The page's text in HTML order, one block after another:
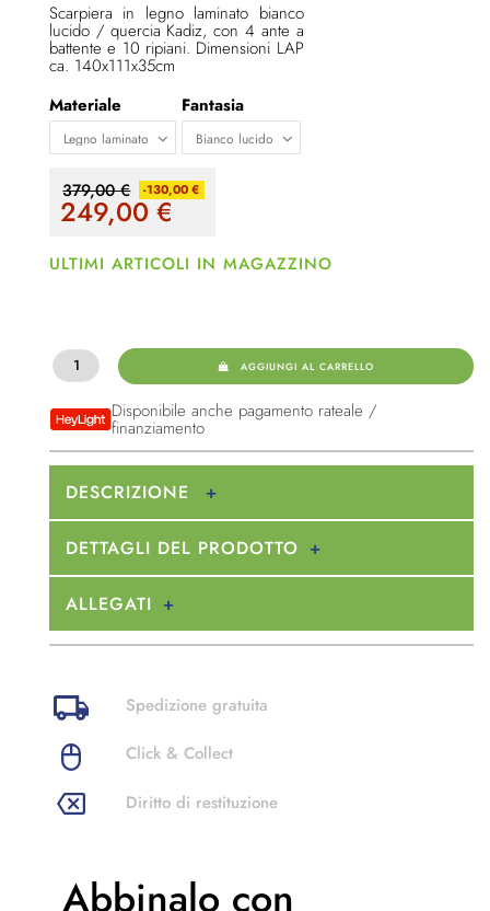
Scarpiera in legno laminato bianco
lucido / quercia Kadiz, con 4 ante a
battente e 10 ripiani. Dimensioni LAP
ca. 140x111x35cm
Materiale
Fantasia
379,00 € -130,00 €
249,00€
ULTIMI ARTICOLI IN MAGAZZINO
AGGIUNGI AL CARRELLO
Disponibile anche pagamento rateale /
finanziamento
DESCRIZIONE
DETTAGLI DEL PRODOTTO
ALLEGATI
Spedizione gratuita
Click & Collect
Diritto di restituzione
Abbinalo con